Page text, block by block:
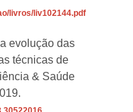
livros/liv102144.pdf
evolução das
técnicas de
& Saúde